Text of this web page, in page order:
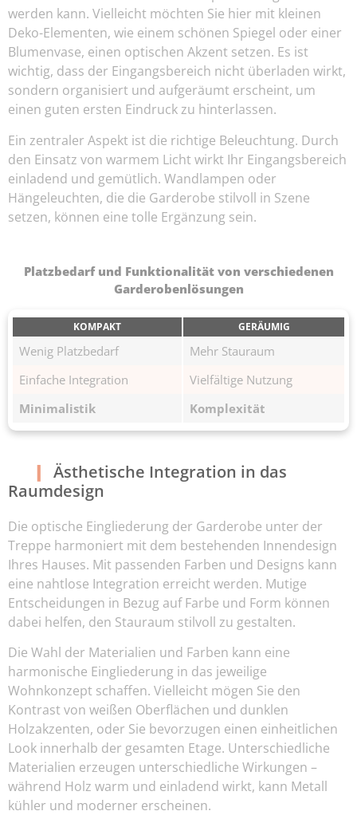
werden kann. Vielleicht möchten Sie hier mit kleinen
Deko-Elementen, wie einem schönen Spiegel oder einer
Blumenvase, einen optischen Akzent setzen. Es ist
wichtig, dass der Eingangsbereich nicht überladen wirkt,
sondern organisiert und aufgeräumt erscheint, um
einen guten ersten Eindruck zu hinterlassen.
Ein zentraler Aspekt ist die richtige Beleuchtung. Durch
den Einsatz von warmem Licht wirkt Ihr Eingangsbereich
einladend und gemütlich. Wandlampen oder
Hängeleuchten, die die Garderobe stilvoll in Szene
setzen, können eine tolle Ergänzung sein.
Platzbedarf und Funktionalität von verschiedenen
Garderobenlösungen
KOMPAKT GERÄUMIG
Wenig Platzbedarf
Mehr Stauraum
Einfache Integration
Vielfältige Nutzung
Minimalistik
Komplexität
Ästhetische Integration in das
Raumdesign
Die optische Eingliederung der Garderobe unter der
Treppe harmoniert mit dem bestehenden Innendesign
Ihres Hauses. Mit passenden Farben und Designs kann
eine nahtlose Integration erreicht werden. Mutige
Entscheidungen in Bezug auf Farbe und Form können
dabei helfen, den Stauraum stilvoll zu gestalten.
Die Wahl der Materialien und Farben kann eine
harmonische Eingliederung in das jeweilige
Wohnkonzept schaffen. Vielleicht mögen Sie den
Kontrast von weißen Oberflächen und dunklen
Holzakzenten, oder Sie bevorzugen einen einheitlichen
Look innerhalb der gesamten Etage. Unterschiedliche
Materialien erzeugen unterschiedliche Wirkungen –
während Holz warm und einladend wirkt, kann Metall
kühler und moderner erscheinen.